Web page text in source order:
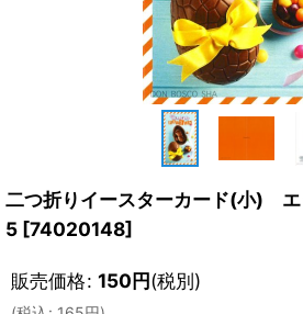
二つ折りイースターカード(小)
5 [74020148]
販売価格: 150円(税別)